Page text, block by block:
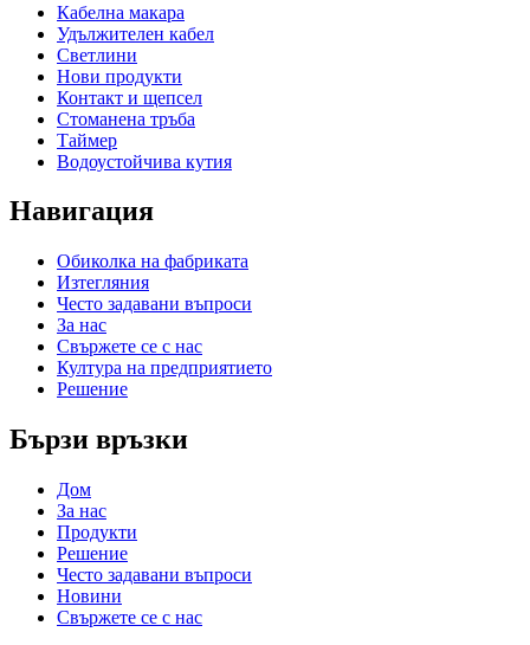
Кабелна макара
Удължителен кабел
Светлини
Нови продукти
Контакт и щепсел
Стоманена тръба
Таймер
Водоустойчива кутия
Навигация
Обиколка на фабриката
Изтегляния
Често задавани въпроси
За нас
Свържете се с нас
Култура на предприятието
Решение
Бързи връзки
Дом
За нас
Продукти
Решение
Често задавани въпроси
Новини
Свържете се с нас